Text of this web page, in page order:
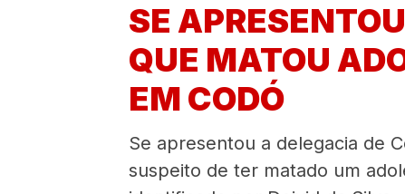
SE
QUE MATOU
EM CODÓ
Se apresentou a delegacia de
suspeito de ter matado um